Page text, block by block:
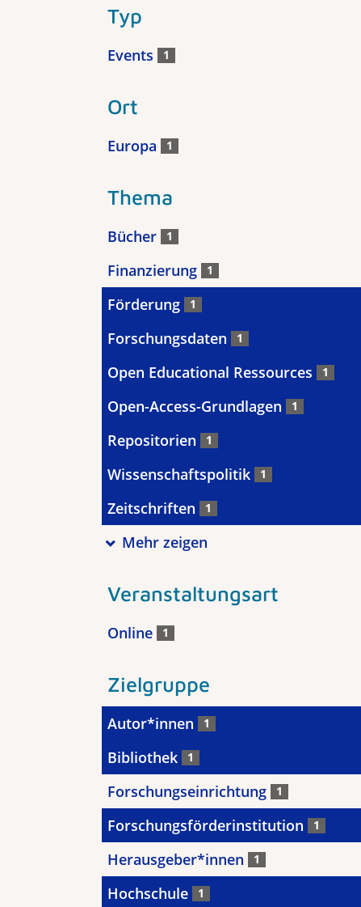
Typ
Events 1
Ort
Europa 1
Thema
Bücher 1
Finanzierung 1
Förderung 1
Forschungsdaten 1
Open Educational Ressources 1
Open-Access-Grundlagen 1
Repositorien 1
Wissenschaftspolitik 1
Zeitschriften 1
Mehr zeigen
Veranstaltungsart
Online 1
Zielgruppe
Autor*innen 1
Bibliothek 1
Forschungseinrichtung 1
Forschungsförderinstitution 1
Herausgeber*innen 1
Hochschule 1